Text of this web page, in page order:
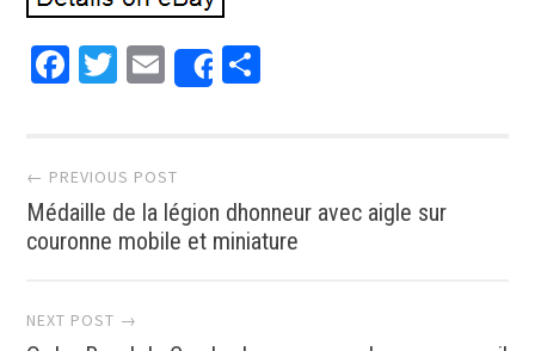
Facebook
Twitter
EmailShare
Post navigation
← PREVIOUS POST
Médaille de la légion dhonneur avec aigle sur
couronne mobile et miniature
NEXT POST →